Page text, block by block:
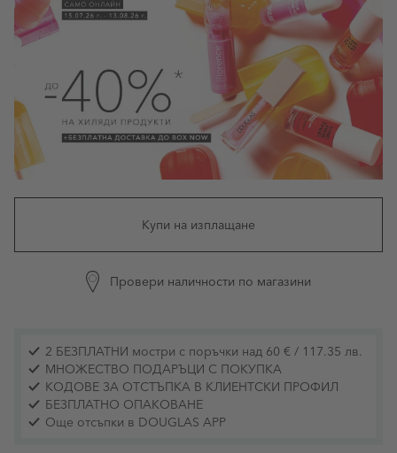
Купи на изплащане
Провери наличности по магазини
2 БЕЗПЛАТНИ мостри с поръчки над 60 € / 117.35 лв.
МНОЖЕСТВО ПОДАРЪЦИ С ПОКУПКА
КОДОВЕ ЗА ОТСТЪПКА В КЛИЕНТСКИ ПРОФИЛ
БЕЗПЛАТНО ОПАКОВАНЕ
Още отсъпки в DOUGLAS APP